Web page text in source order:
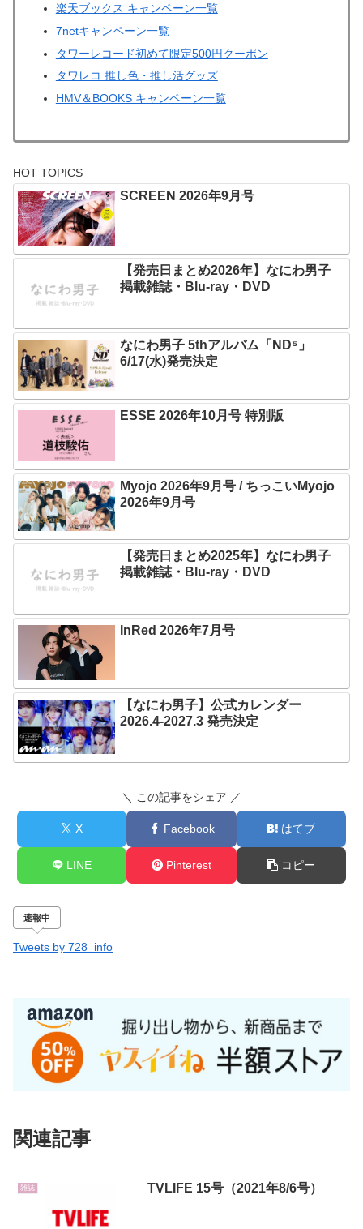
楽天ブックス キャンペーン一覧
7netキャンペーン一覧
タワーレコード初めて限定500円クーポン
タワレコ 推し色・推し活グッズ
HMV＆BOOKS キャンペーン一覧
HOT TOPICS
SCREEN 2026年9月号
【発売日まとめ2026年】なにわ男子
掲載雑誌・Blu-ray・DVD
なにわ男子 5thアルバム「ND⁵」
6/17(水)発売決定
ESSE 2026年10月号 特別版
Myojo 2026年9月号 / ちっこいMyojo
2026年9月号
【発売日まとめ2025年】なにわ男子
掲載雑誌・Blu-ray・DVD
InRed 2026年7月号
【なにわ男子】公式カレンダー
2026.4-2027.3 発売決定
＼ この記事をシェア ／
X Facebook はてブ
LINE Pinterest コピー
速報中
Tweets by 728_info
関連記事
雑誌 TVLIFE 15号（2021年8/6号）